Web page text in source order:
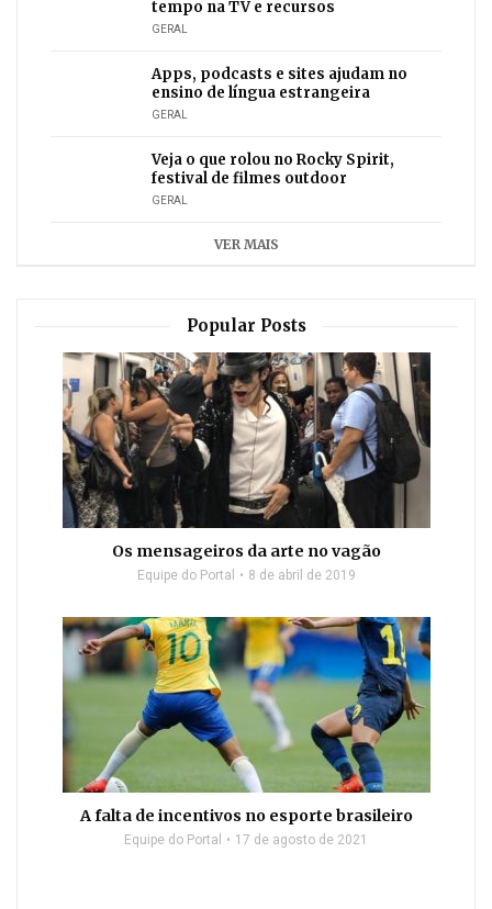
tempo na TV e recursos
GERAL
Apps, podcasts e sites ajudam no
ensino de língua estrangeira
GERAL
Veja o que rolou no Rocky Spirit,
festival de filmes outdoor
GERAL
VER MAIS
Popular Posts
Os mensageiros da arte no vagão
Equipe do Portal 8 de abril de 2019
A falta de incentivos no esporte brasileiro
Equipe do Portal 17 de agosto de 2021